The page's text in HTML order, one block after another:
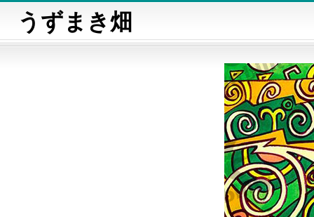
うずまき畑